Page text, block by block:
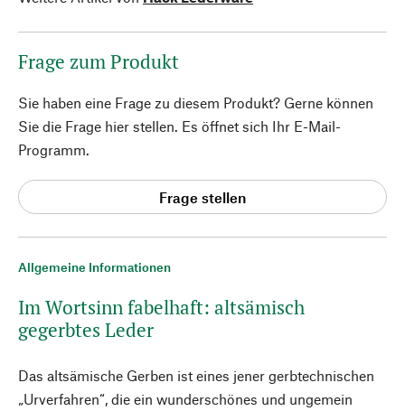
Allgemeine Informationen
Im Wortsinn fabelhaft: altsämisch
gegerbtes Leder
Das altsämische Gerben ist eines jener gerbtechnischen
„Urverfahren“, die ein wunderschönes und ungemein
Frage zum Produkt
Sie haben eine Frage zu diesem Produkt? Gerne können
Sie die Frage hier stellen. Es öffnet sich Ihr E-Mail-
Programm.
Frage stellen